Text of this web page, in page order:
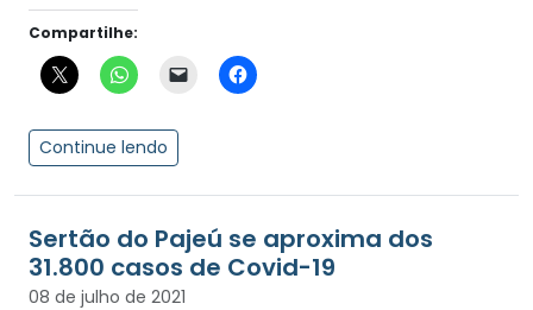
Compartilhe:
Continue lendo
Sertão do Pajeú se aproxima dos
31.800 casos de Covid-19
08 de julho de 2021